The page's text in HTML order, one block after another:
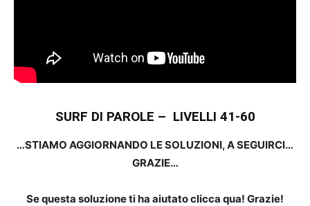
SURF DI PAROLE – LIVELLI 41-60
…STIAMO AGGIORNANDO LE SOLUZIONI, A SEGUIRCI…
GRAZIE…
Se questa soluzione ti ha aiutato clicca qua! Grazie!